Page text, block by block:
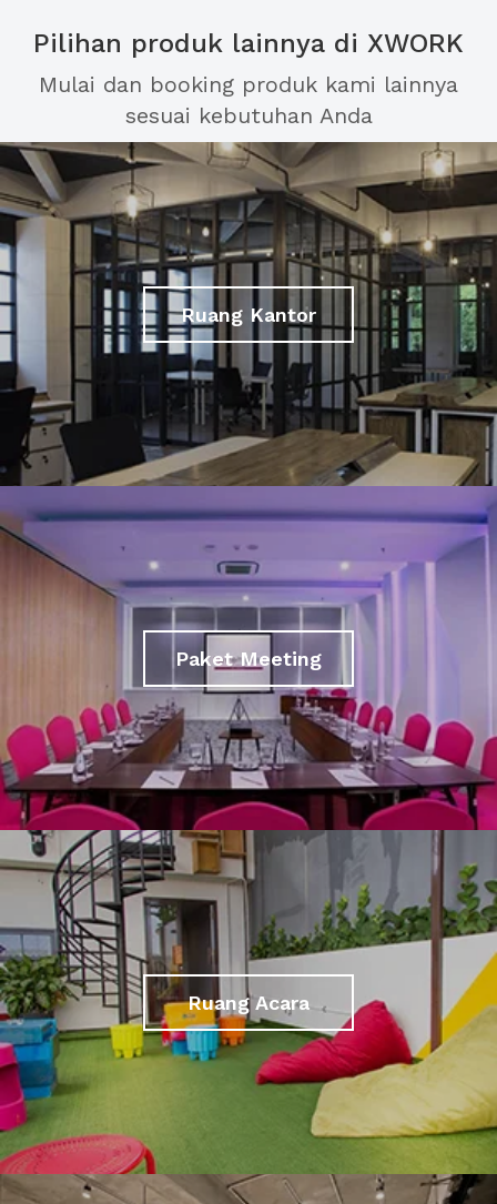
Pilihan produk lainnya di XWORK
Mulai dan booking produk kami lainnya
sesuai kebutuhan Anda
Ruang Kantor
Paket Meeting
Ruang Acara